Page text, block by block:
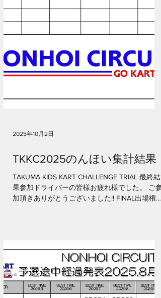
2025年10月2日
TKKC2025のんほい集計結果
TAKUMA KIDS KART CHALLENGE TRIAL 最終結